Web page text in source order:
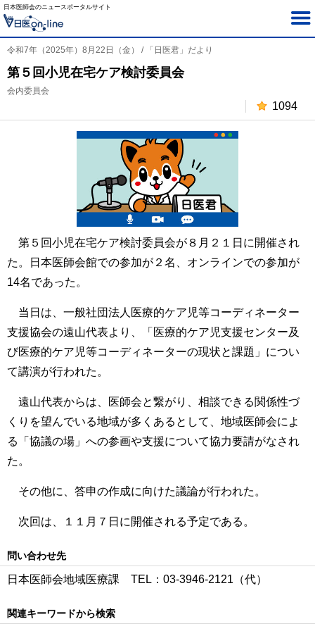
日本医師会のニュースポータルサイト
令和7年（2025年）8月22日（金） / 「日医君」だより
第５回小児在宅ケア検討委員会
会内委員会
1094
第５回小児在宅ケア検討委員会が８月２１日に開催され
た。日本医師会館での参加が２名、オンラインでの参加が
14名であった。
当日は、一般社団法人医療的ケア児等コーディネーター
支援協会の遠山代表より、「医療的ケア児支援センター及
び医療的ケア児等コーディネーターの現状と課題」につい
て講演が行われた。
遠山代表からは、医師会と繋がり、相談できる関係性づ
くりを望んでいる地域が多くあるとして、地域医師会によ
る「協議の場」への参画や支援について協力要請がなされ
た。
その他に、答申の作成に向けた議論が行われた。
次回は、１１月７日に開催される予定である。
問い合わせ先
日本医師会地域医療課 TEL：03‐3946‐2121（代）
関連キーワードから検索